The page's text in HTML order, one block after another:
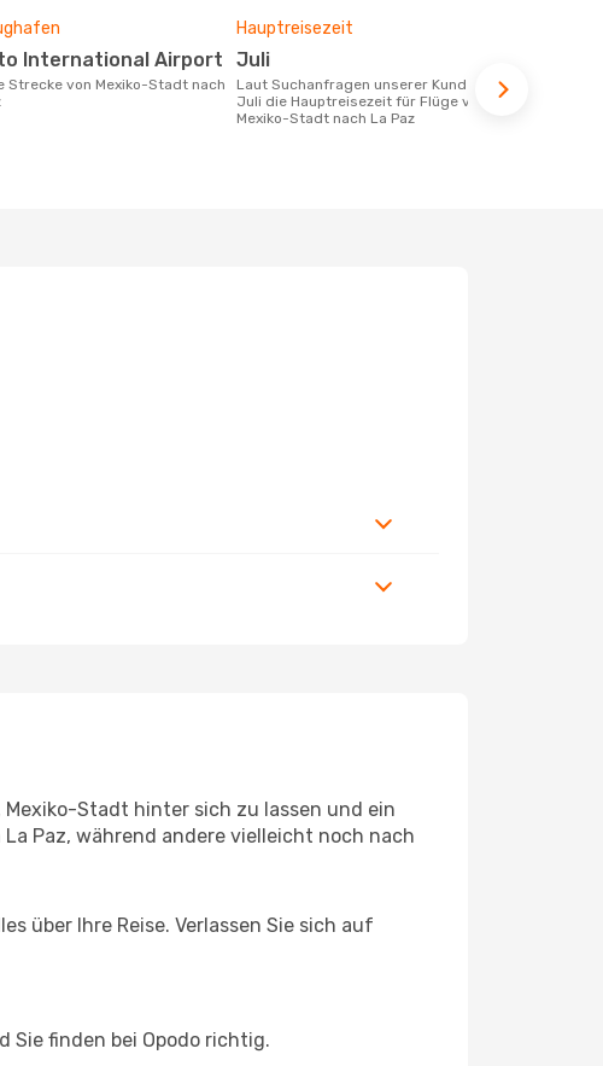
International Airport
Hauptreisezeit
Juli
Laut Suchanfragen unserer Kunden ist
Juli die Hauptreisezeit für Flüge von
Mexiko-Stadt nach La Paz
Mexiko-Stadt hinter sich zu lassen und ein
Paz, während andere vielleicht noch nach
über Ihre Reise. Verlassen Sie sich auf
Sie finden bei Opodo richtig.